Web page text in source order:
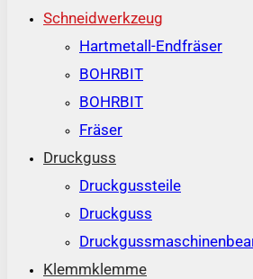
Schneidwerkzeug
Hartmetall-Endfräser
BOHRBIT
BOHRBIT
Fräser
Druckguss
Druckgussteile
Druckguss
Klemmklemme